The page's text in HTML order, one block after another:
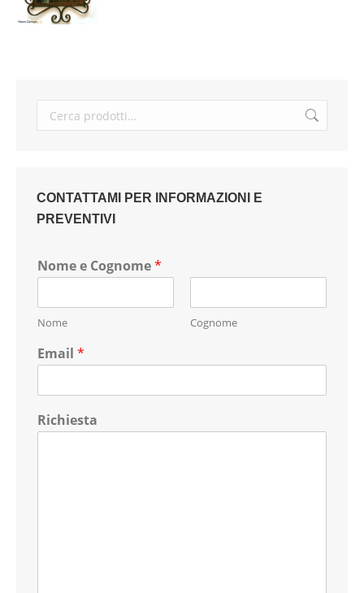
CONTATTAMI PER INFORMAZIONI E
PREVENTIVI
Nome e Cognome*
Nome Cognome
Email *
Richiesta